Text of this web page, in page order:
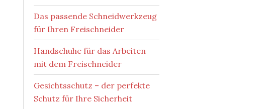
Das passende Schneidwerkzeug
für Ihren Freischneider
Handschuhe für das Arbeiten
mit dem Freischneider
Gesichtsschutz – der perfekte
Schutz für Ihre Sicherheit